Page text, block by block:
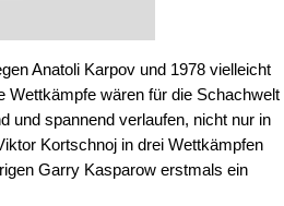
Anatoli Karpov und 1978 vielleicht
wären für die Schachwelt
und spannend verlaufen, nicht nur in
Kortschnoj in drei Wettkämpfen
Garry Kasparow erstmals ein